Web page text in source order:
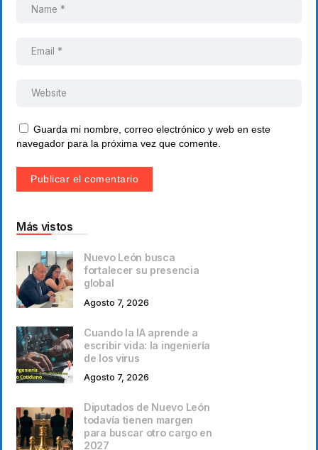
Guarda mi nombre, correo electrónico y web en este
navegador para la próxima vez que comente.
Más vistos
Nuevo León busca
fortalecer su presencia
global
Agosto 7, 2026
Cuando la IA aprende a
escribir vida: la ingeniería
de los virus
Agosto 7, 2026
Diputados de Nuevo León
todavía tienen margen
para buscar otro cargo en
2027